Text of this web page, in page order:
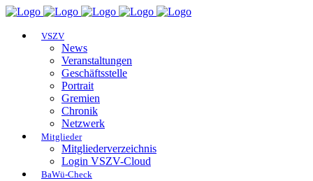
VSZV
News
Veranstaltungen
Geschäftsstelle
Portrait
Gremien
Chronik
Netzwerk
Mitglieder
Mitgliederverzeichnis
Login VSZV-Cloud
BaWü-Check